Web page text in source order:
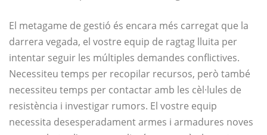
El metagame de gestió és encara més carregat que la
darrera vegada, el vostre equip de ragtag lluita per
intentar seguir les múltiples demandes conflictives.
Necessiteu temps per recopilar recursos, però també
necessiteu temps per contactar amb les cèl·lules de
resistència i investigar rumors. El vostre equip
necessita desesperadament armes i armadures noves